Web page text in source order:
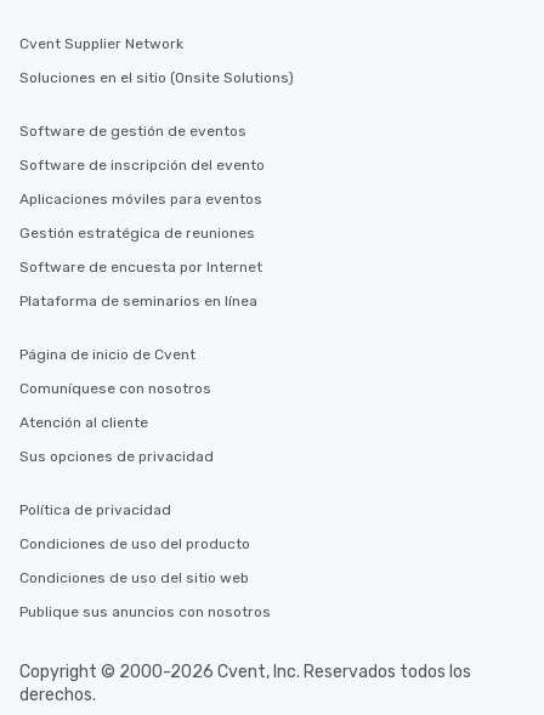
Cvent Supplier Network
Soluciones en el sitio (Onsite Solutions)
Software de gestión de eventos
Software de inscripción del evento
Aplicaciones móviles para eventos
Gestión estratégica de reuniones
Software de encuesta por Internet
Plataforma de seminarios en línea
Página de inicio de Cvent
Comuníquese con nosotros
Atención al cliente
Sus opciones de privacidad
Política de privacidad
Condiciones de uso del producto
Condiciones de uso del sitio web
Publique sus anuncios con nosotros
Copyright © 2000-2026 Cvent, Inc. Reservados todos los
derechos.